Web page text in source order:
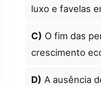
luxo e favelas
C) O fim das
crescimento
D) A ausência